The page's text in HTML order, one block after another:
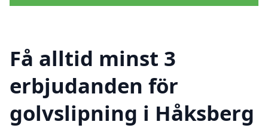
Få alltid minst 3
erbjudanden för
golvslipning i Håksberg